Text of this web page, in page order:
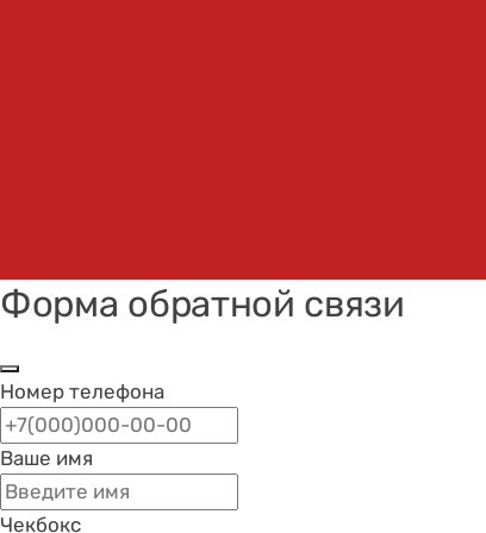
Форма обратной связи
Номер телефона
Ваше имя
Чекбокс